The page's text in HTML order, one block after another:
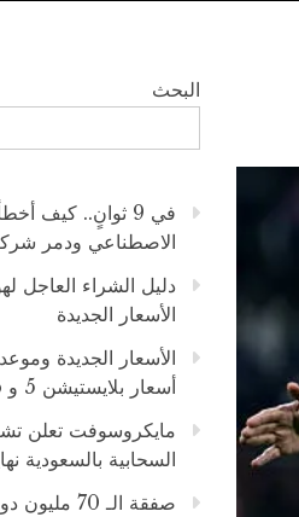
البحث
في 9 ثوانٍ.. كيف
الاصطناعي ودمر
دليل الشراء العاجل
الأسعار الجديدة
الأسعار الجديدة
أسعار بلايستيشن 5 و PS5 Pro عالميًا
مايكروسوفت تعلن
السحابية بالسعودية نهاية
صفقة الـ 70